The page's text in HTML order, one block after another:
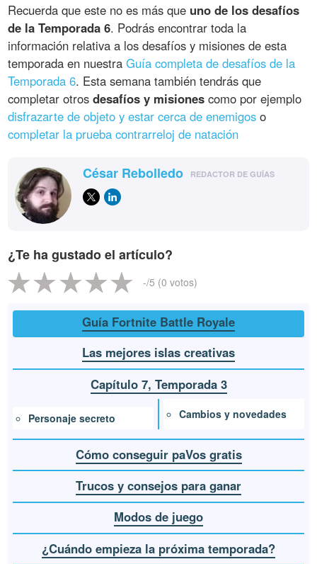
Recuerda que este no es más que uno de los desafíos
de la Temporada 6. Podrás encontrar toda la
información relativa a los desafíos y misiones de esta
temporada en nuestraGuía completa de desafíos de la
Temporada 6. Esta semana también tendrás que
completar otrosdesafíos y misiones como por ejemplo
disfrazarte de objeto y estar cerca de enemigos o
completar la prueba contrarreloj de natación
César Rebolledo REDACTOR DE GUÍAS
¿Te ha gustado el artículo?
-/5 (0 votos)
Guía Fortnite Battle Royale
Las mejores islas creativas
Capítulo 7, Temporada 3
Personaje secreto Cambios y novedades
Cómo conseguir paVos gratis
Trucos y consejos para ganar
Modos de juego
¿Cuándo empieza la próxima temporada?